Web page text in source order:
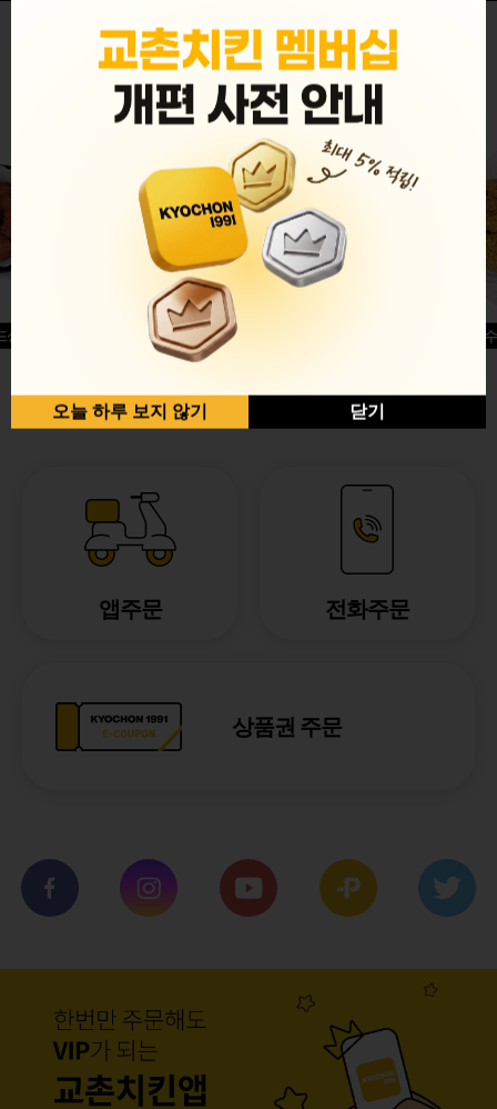
MENU
글윙
반반순살[레드+허니]
허니옥
앱주문 전화주문
상품권 주문
오늘 하루 보지 않기 닫기